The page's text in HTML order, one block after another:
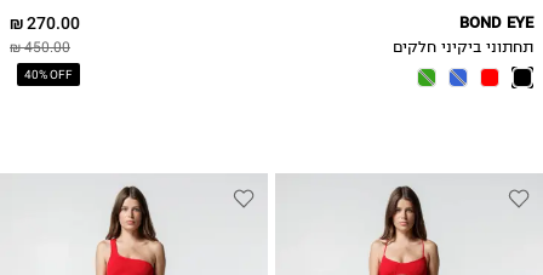
270.00 ₪
450.00 ₪
40% OFF
BOND EYE
תחתוני ביקיני חלקים